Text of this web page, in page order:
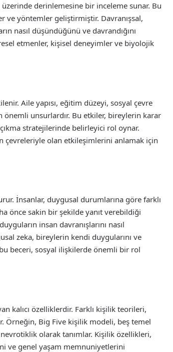
derinlemesine bir inceleme sunar. Bu
ve yöntemler geliştirmiştir. Davranışsal,
nasıl düşündüğünü ve davrandığını
etmenler, kişisel deneyimler ve biyolojik
Aile yapısı, eğitim düzeyi, sosyal çevre
önemli unsurlardır. Bu etkiler, bireylerin karar
stratejilerinde belirleyici rol oynar.
çevreleriyle olan etkileşimlerini anlamak için
İnsanlar, duygusal durumlarına göre farklı
önce sakin bir şekilde yanıt verebildiği
insan davranışlarını nasıl
zeka, bireylerin kendi duygularını ve
beceri, sosyal ilişkilerde önemli bir rol
kalıcı özelliklerdir. Farklı kişilik teorileri,
Örneğin, Big Five kişilik modeli, beş temel
olarak tanımlar. Kişilik özellikleri,
ve genel yaşam memnuniyetlerini